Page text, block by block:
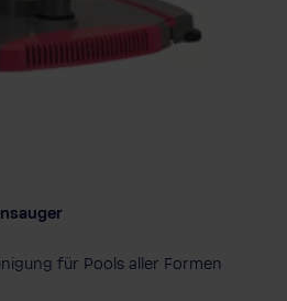
für Pools aller Formen